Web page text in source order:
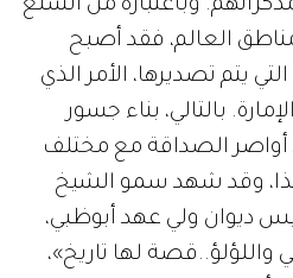
وباعتباره من السلع
مناطق العالم، فقد أصبح
يتم تصديرها، الأمر الذي
بالتالي، بناء جسور
أواصر الصداقة مع مختلف
وقد شهد سمو الشيخ
ديوان ولي عهد أبوظبي،
لها تاريخ»،